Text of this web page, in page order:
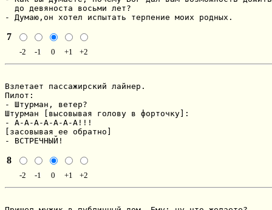
  до девяноста восьми лет?
- Думаю,он хотел испытать терпение моих родных.
7
-2 -1 0 +1 +2
Взлетает пассажиpский лайнеp.
Пилот:
- Штуpман, ветеp?
Штуpман [высовывая голову в фоpточку]:
- А-А-А-А-А-А-А!!!
[засовывая ее обpатно]
- ВСТРЕЧHЫЙ!
8
-2 -1 0 +1 +2